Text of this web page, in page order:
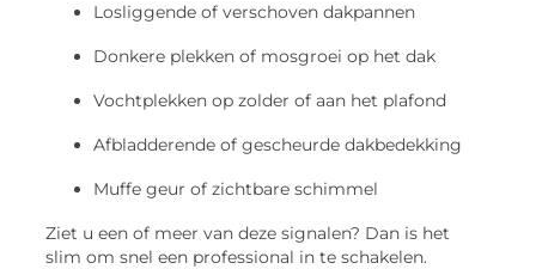
Losliggende of verschoven dakpannen
Donkere plekken of mosgroei op het dak
Vochtplekken op zolder of aan het plafond
Afbladderende of gescheurde dakbedekking
Muffe geur of zichtbare schimmel
Ziet u een of meer van deze signalen? Dan is het
slim om snel een professional in te schakelen.